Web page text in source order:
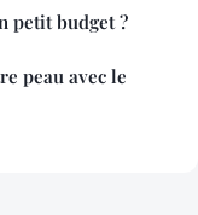
petit budget ?
peau avec le